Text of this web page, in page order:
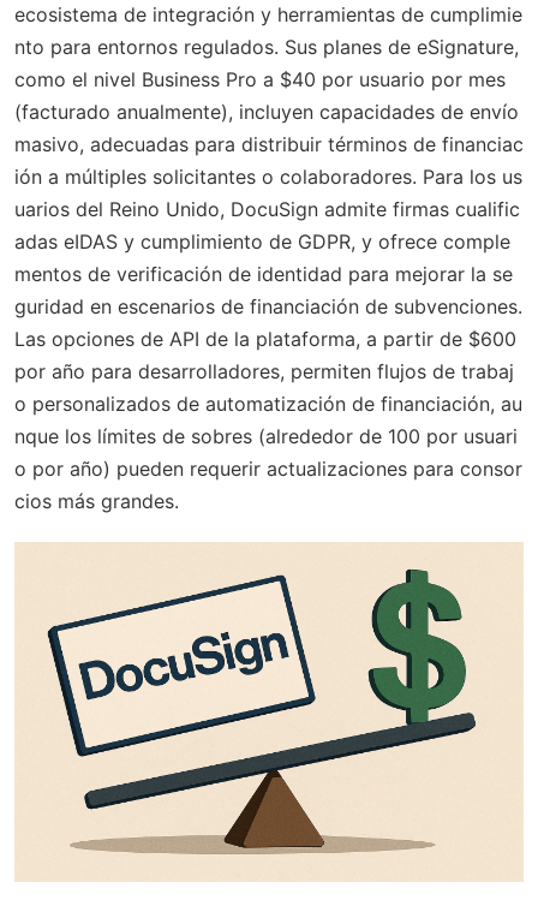
ecosistema de integración y herramientas de cumplimie
nto para entornos regulados. Sus planes de eSignature,
como el nivel Business Pro a $40 por usuario por mes
(facturado anualmente), incluyen capacidades de envío
masivo, adecuadas para distribuir términos de financiac
ión a múltiples solicitantes o colaboradores. Para los us
uarios del Reino Unido, DocuSign admite firmas cualific
adas eIDAS y cumplimiento de GDPR, y ofrece comple
mentos de verificación de identidad para mejorar la se
guridad en escenarios de financiación de subvenciones.
Las opciones de API de la plataforma, a partir de $600
por año para desarrolladores, permiten flujos de trabaj
o personalizados de automatización de financiación, au
nque los límites de sobres (alrededor de 100 por usuari
o por año) pueden requerir actualizaciones para consor
cios más grandes.